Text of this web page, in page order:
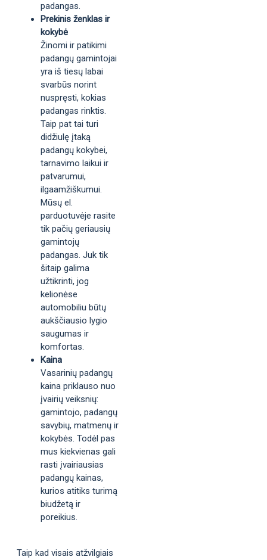
padangas.
Prekinis ženklas ir
kokybė
Žinomi ir patikimi
padangų gamintojai
yra iš tiesų labai
svarbūs norint
nuspręsti, kokias
padangas rinktis.
Taip pat tai turi
didžiulę įtaką
padangų kokybei,
tarnavimo laikui ir
patvarumui,
ilgaamžiškumui.
Mūsų el.
parduotuvėje rasite
tik pačių geriausių
gamintojų
padangas. Juk tik
šitaip galima
užtikrinti, jog
kelionėse
automobiliu būtų
aukščiausio lygio
saugumas ir
komfortas.
Kaina
Vasarinių padangų
kaina priklauso nuo
įvairių veiksnių:
gamintojo, padangų
savybių, matmenų ir
kokybės. Todėl pas
mus kiekvienas gali
rasti įvairiausias
padangų kainas,
kurios atitiks turimą
biudžetą ir
poreikius.
Taip kad visais atžvilgiais